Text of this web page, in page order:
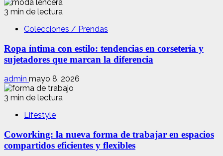
3 min de lectura
Colecciones / Prendas
Ropa íntima con estilo: tendencias en corsetería y
sujetadores que marcan la diferencia
admin mayo 8, 2026
3 min de lectura
Lifestyle
Coworking: la nueva forma de trabajar en espacios
compartidos eficientes y flexibles